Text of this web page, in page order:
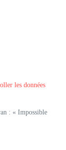
les données
: « Impossible